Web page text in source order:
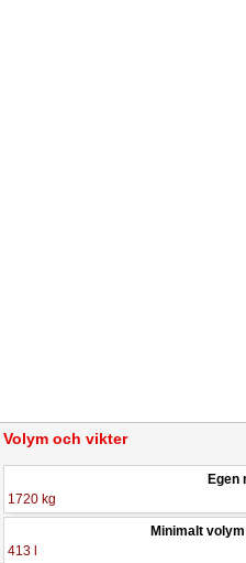
Volym och vikter
Egen
1720 kg
Minimalt
413 l